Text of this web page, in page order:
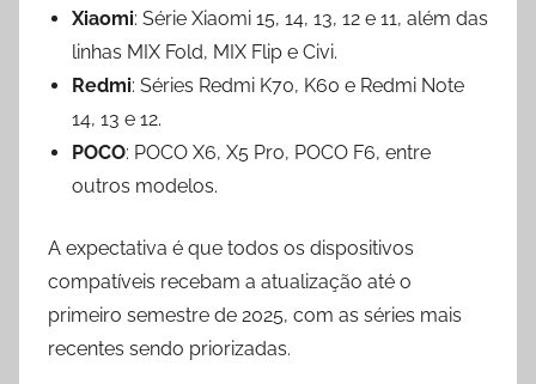
Xiaomi: Série Xiaomi 15, 14, 13, 12 e 11, além das
linhas MIX Fold, MIX Flip e Civi.
Redmi: Séries Redmi K70, K60 e Redmi Note
14, 13 e 12.
POCO: POCO X6, X5 Pro, POCO F6, entre
outros modelos.
A expectativa é que todos os dispositivos
compatíveis recebam a atualização até o
primeiro semestre de 2025, com as séries mais
recentes sendo priorizadas.